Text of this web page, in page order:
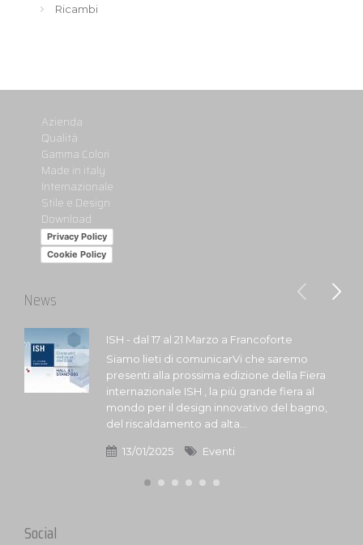
Ricambi
Azienda
Qualità
Gamma Colori
Made in italy
Internazionale
Stile e Design
Download
Privacy Policy
Cookie Policy
News
ISH - dal 17 al 21 Marzo a Francoforte
Siamo lieti di comunicarVi che saremo
presenti alla prossima edizione della Fiera
internazionale ISH , la più grande fiera al
mondo per il design innovativo del bagno,
del riscaldamento ad alta...
13/01/2025 Eventi
Social